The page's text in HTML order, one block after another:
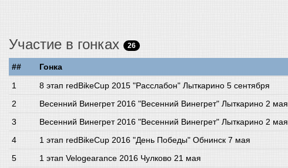
Участие в гонках 26
## Гонка
8 этап redBikeCup 2015 "Расслабон" Лыткарино 5 сентября
Весенний Винегрет 2016 "Весенний Винегрет" Лыткарино 2 мая
Весенний Винегрет 2016 "Весенний Винегрет" Лыткарино 2 мая
1 этап redBikeCup 2016 "День Победы" Обнинск 7 мая
1 этап Velogearance 2016 Чулково 21 мая